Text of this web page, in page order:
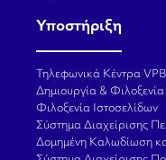
Υποστήριξη
Τηλεφωνικά Κέντρα
Δημιουργία & Φιλοξενία
Φιλοξενία Ιστοσελίδων
Σύστημα Διαχείρισης
Δομημένη Καλωδίωση